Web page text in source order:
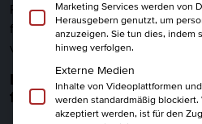
Prozesse zu ersetzen und Teams
führen, ohne dabei den Fokus
verlieren.
Das Beste aus zwei
funktioniert
Marketing Services werden von
Herausgebern genutzt, um
anzuzeigen. Sie tun dies, indem
hinweg verfolgen.
Externe Medien
Inhalte von Videoplattformen
werden standardmäßig blockiert.
akzeptiert werden, ist für den